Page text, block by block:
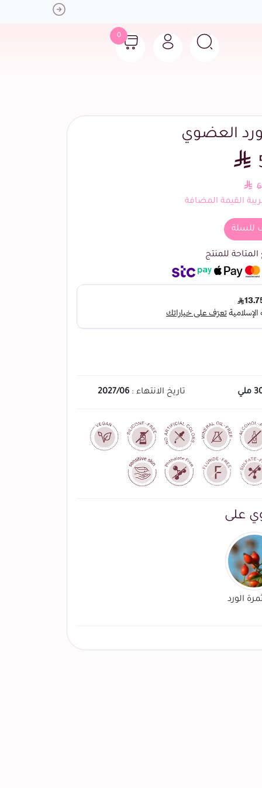
Next
0
العضوي
القيمة المضافة
للسلة
للمنتج
ملي تاريخ الانتهاء : 2027/06
على
الورد